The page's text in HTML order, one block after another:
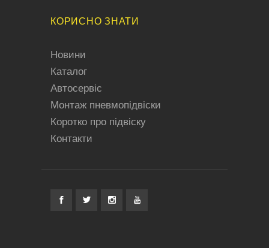
КОРИСНО ЗНАТИ
Новини
Каталог
Автосервіс
Монтаж пневмопідвіски
Коротко про підвіску
Контакти